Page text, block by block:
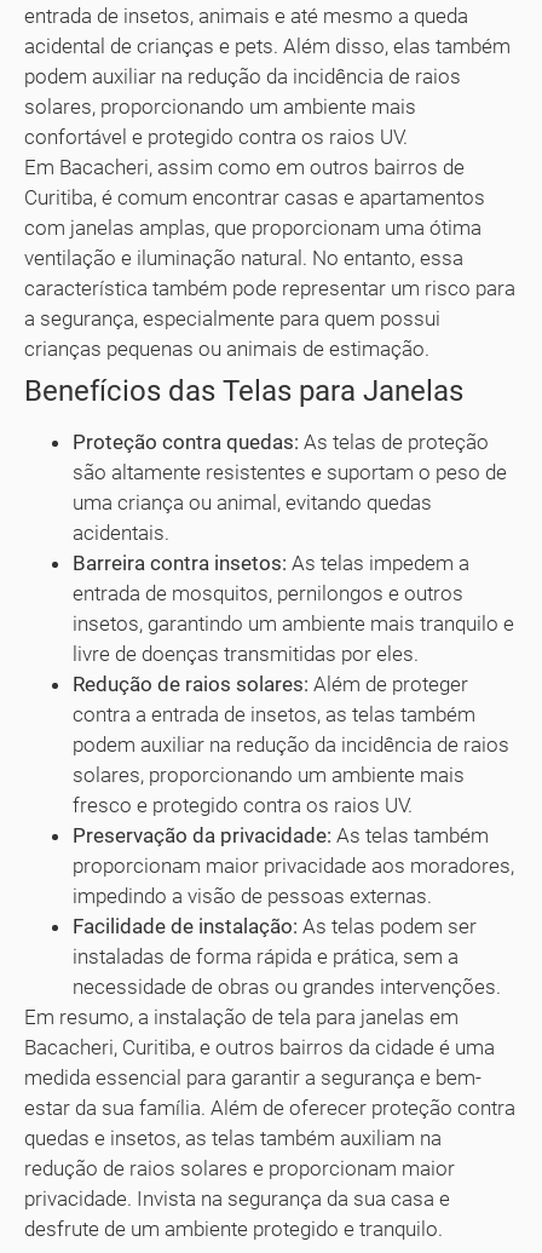
entrada de insetos, animais e até mesmo a queda
acidental de crianças e pets. Além disso, elas também
podem auxiliar na redução da incidência de raios
solares, proporcionando um ambiente mais
confortável e protegido contra os raios UV.
Em Bacacheri, assim como em outros bairros de
Curitiba, é comum encontrar casas e apartamentos
com janelas amplas, que proporcionam uma ótima
ventilação e iluminação natural. No entanto, essa
característica também pode representar um risco para
a segurança, especialmente para quem possui
crianças pequenas ou animais de estimação.
Benefícios das Telas para Janelas
Proteção contra quedas: As telas de proteção
são altamente resistentes e suportam o peso de
uma criança ou animal, evitando quedas
acidentais.
Barreira contra insetos: As telas impedem a
entrada de mosquitos, pernilongos e outros
insetos, garantindo um ambiente mais tranquilo e
livre de doenças transmitidas por eles.
Redução de raios solares: Além de proteger
contra a entrada de insetos, as telas também
podem auxiliar na redução da incidência de raios
solares, proporcionando um ambiente mais
fresco e protegido contra os raios UV.
Preservação da privacidade: As telas também
proporcionam maior privacidade aos moradores,
impedindo a visão de pessoas externas.
Facilidade de instalação: As telas podem ser
instaladas de forma rápida e prática, sem a
necessidade de obras ou grandes intervenções.
Em resumo, a instalação de tela para janelas em
Bacacheri, Curitiba, e outros bairros da cidade é uma
medida essencial para garantir a segurança e bem-
estar da sua família. Além de oferecer proteção contra
quedas e insetos, as telas também auxiliam na
redução de raios solares e proporcionam maior
privacidade. Invista na segurança da sua casa e
desfrute de um ambiente protegido e tranquilo.